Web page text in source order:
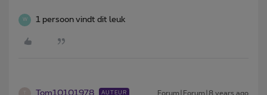
W 1 persoon vindt dit leuk
Tom10101978 AUTEUR Forum|Forum|8 years ago